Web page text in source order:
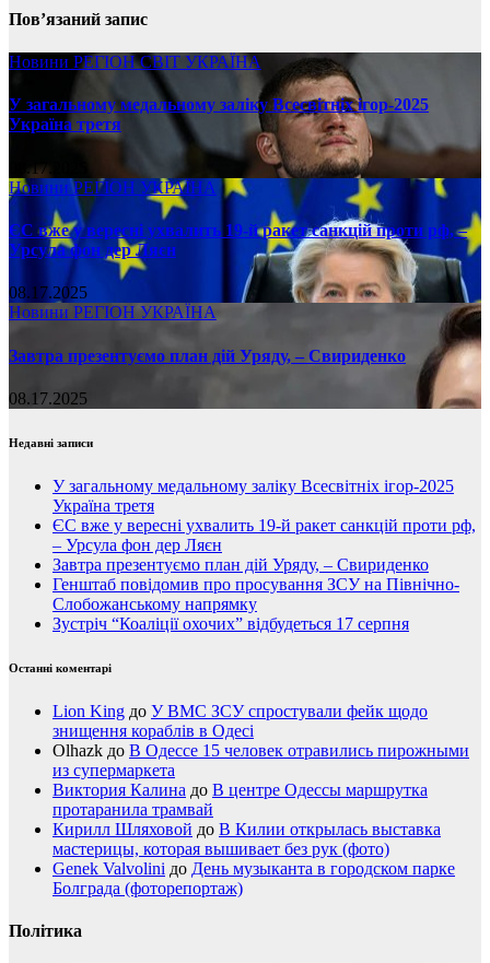
Пов’язаний запис
Новини РЕГІОНСВІТ УКРАЇНА
У загальному медальному заліку Всесвітніх ігор-2025
Україна третя
08.17.2025
НовиниРЕГІОН УКРАЇНА
ЄС вже у вересні ухвалить 19-й ракет санкцій проти рф, –
Урсула фон дер Ляєн
08.17.2025
Новини РЕГІОН УКРАЇНА
Завтра презентуємо план дій Уряду, – Свириденко
08.17.2025
Недавні записи
У загальному медальному заліку Всесвітніх ігор-2025
Україна третя
ЄС вже у вересні ухвалить 19-й ракет санкцій проти рф,
– Урсула фон дер Ляєн
Завтра презентуємо план дій Уряду, – Свириденко
Генштаб повідомив про просування ЗСУ на Північно-
Слобожанському напрямку
Зустріч “Коаліції охочих” відбудеться 17 серпня
Останні коментарі
Lion King до У ВМС ЗСУ спростували фейк щодо
знищення кораблів в Одесі
Olhazk до В Одессе 15 человек отравились пирожными
из супермаркета
Виктория Калина до В центре Одессы маршрутка
протаранила трамвай
Кирилл Шляховой до В Килии открылась выставка
мастерицы, которая вышивает без рук (фото)
Genek Valvolini до День музыканта в городском парке
Болграда (фоторепортаж)
Політика